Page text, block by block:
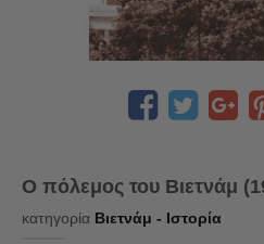
Ο πόλεμος του Βιετνάμ
κατηγορία Βιετνάμ - Ιστορία